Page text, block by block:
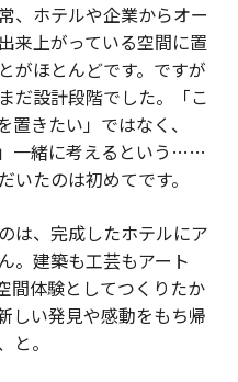
、ホテルや企業からオー
来上がっている空間に置
がほとんどです。ですが
だ設計段階でした。「こ
きたい」ではなく、
一緒に考えるという……
いたのは初めてです。
は、完成したホテルにア
。建築も工芸もアート
間体験としてつくりたか
しい発見や感動をもち帰
と。